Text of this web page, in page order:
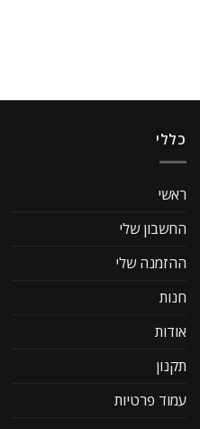
כללי
ראשי
החשבון שלי
ההזמנה שלי
חנות
אודות
תקנון
עמוד פרטיות